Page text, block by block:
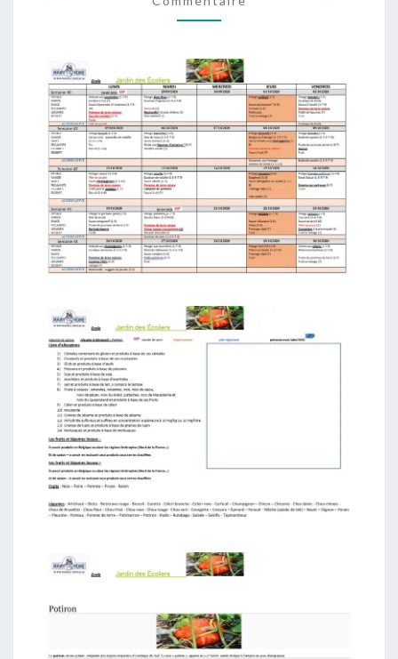
2020!